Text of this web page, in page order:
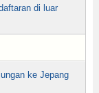
di luar
ke Jepang